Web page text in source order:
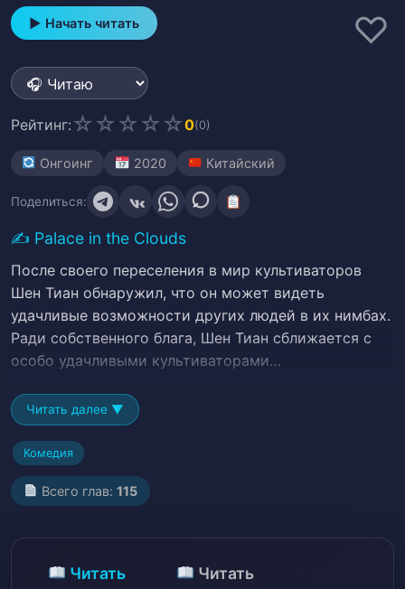
▶ Начать читать ♡
Рейтинг: ☆ ☆ ☆ ☆ ☆0(0)
Онгоинг 2020 Китайский
Поделиться:
✍️ Palace in the Clouds
После своего переселения в мир культиваторов
Шен Тиан обнаружил, что он может видеть
удачливые возможности других людей в их нимбах.
Ради собственного блага, Шен Тиан сближается с
особо удачливыми культиваторами…
Читать далее ▼
Комедия
Всего глав:115
Читать Читать